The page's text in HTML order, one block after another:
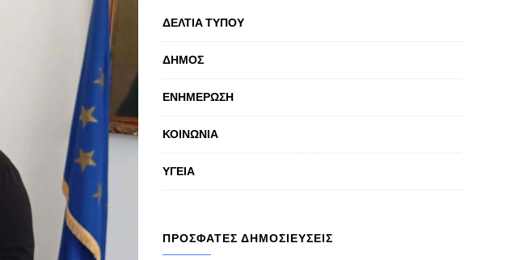
ΔΕΛΤΙΑ ΤΥΠΟΥ
ΔΗΜΟΣ
ΕΝΗΜΕΡΩΣΗ
ΚΟΙΝΩΝΙΑ
ΥΓΕΙΑ
ΠΡΟΣΦΑΤΕΣ ΔΗΜΟΣΙΕΥΣΕΙΣ